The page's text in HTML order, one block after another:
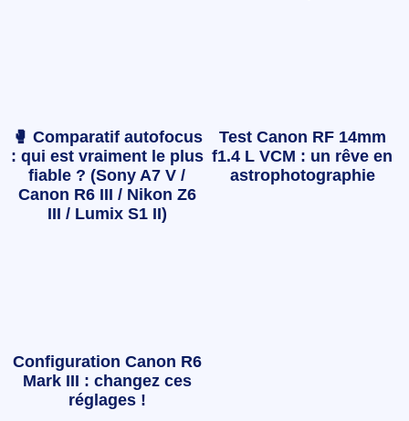
🥊 Comparatif autofocus
: qui est vraiment le plus
fiable ? (Sony A7 V /
Canon R6 III / Nikon Z6
III / Lumix S1 II)
Test Canon RF 14mm
f1.4 L VCM : un rêve en
astrophotographie
Configuration Canon R6
Mark III : changez ces
réglages !